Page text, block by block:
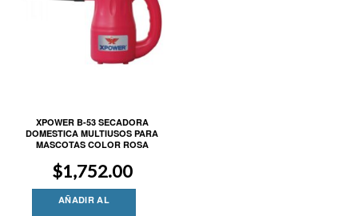
XPOWER B-53 SECADORA
DOMESTICA MULTIUSOS PARA
MASCOTAS COLOR ROSA
$1,752.00
AÑADIR AL